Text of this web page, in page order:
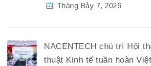
Tháng Bảy 7, 2026
NACENTECH chủ trì Hội
thuật Kinh tế tuần hoàn